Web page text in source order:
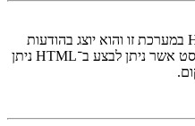
לא. אין אפשרות לשלוח HTML במערכת זו והוא יוצג בהודעות
בתור HTML. רוב עיצובי הטקסט אשר ניתן לבצע ב־HTML ניתן